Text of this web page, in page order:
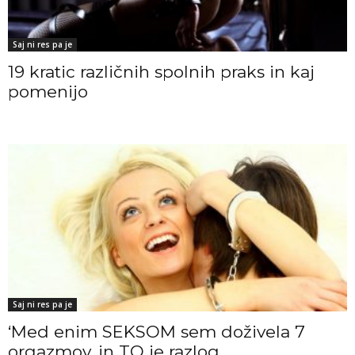
Saj ni res pa je
19 kratic različnih spolnih praks in kaj
pomenijo
Saj ni res pa je
‘Med enim SEKSOM sem doživela 7